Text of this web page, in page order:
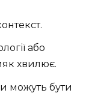
або
хвилює.
можуть бути